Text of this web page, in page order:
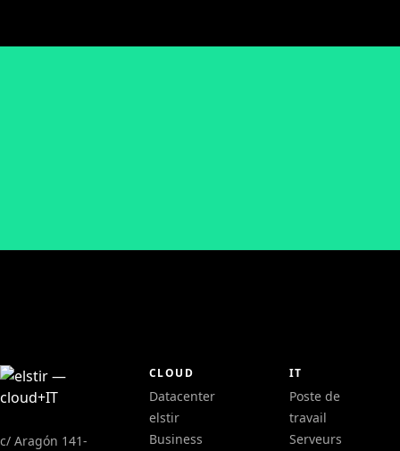
c/ Aragón 141-
CLOUD
Datacenter
elstir
Business
IT
Poste de
travail
Serveurs